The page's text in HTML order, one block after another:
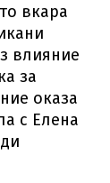
вкара
влияние
за
оказа
с Елена